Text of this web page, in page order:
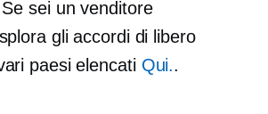
sei un venditore
gli accordi di libero
paesi elencati Qui..